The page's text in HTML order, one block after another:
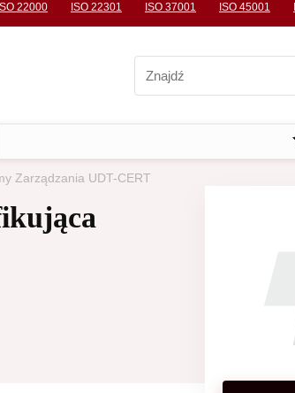
ISO 22000 ISO 22301 ISO 37001 ISO 45001
Zarządzania UDT-CERT